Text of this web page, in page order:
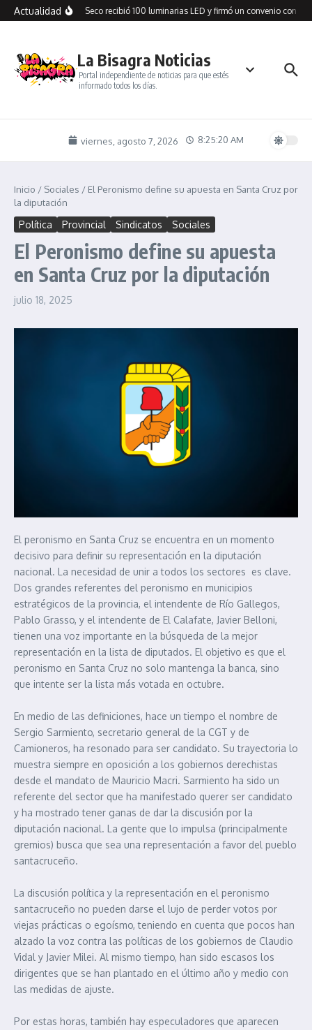
Saltar al contenido
ActualidadCañadón Seco recibió 100 luminarias LED y firmó un convenio con
La Bisagra Noticias
Portal independiente de noticias para que estés
informado todos los días.
viernes, agosto 7, 2026 8:25:20 AM
Inicio / Sociales / El Peronismo define su apuesta en Santa Cruz por
la diputación
Política Provincial Sindicatos Sociales
El Peronismo define su apuesta
en Santa Cruz por la diputación
julio 18, 2025
El peronismo en Santa Cruz se encuentra en un momento
decisivo para definir su representación en la diputación
nacional. La necesidad de unir a todos los sectores es clave.
Dos grandes referentes del peronismo en municipios
estratégicos de la provincia, el intendente de Río Gallegos,
Pablo Grasso, y el intendente de El Calafate, Javier Belloni,
tienen una voz importante en la búsqueda de la mejor
representación en la lista de diputados. El objetivo es que el
peronismo en Santa Cruz no solo mantenga la banca, sino
que intente ser la lista más votada en octubre.
En medio de las definiciones, hace un tiempo el nombre de
Sergio Sarmiento, secretario general de la CGT y de
Camioneros, ha resonado para ser candidato. Su trayectoria lo
muestra siempre en oposición a los gobiernos derechistas
desde el mandato de Mauricio Macri. Sarmiento ha sido un
referente del sector que ha manifestado querer ser candidato
y ha mostrado tener ganas de dar la discusión por la
diputación nacional. La gente que lo impulsa (principalmente
gremios) busca que sea una representación a favor del pueblo
santacruceño.
La discusión política y la representación en el peronismo
santacruceño no pueden darse el lujo de perder votos por
viejas prácticas o egoísmo, teniendo en cuenta que pocos han
alzado la voz contra las políticas de los gobiernos de Claudio
Vidal y Javier Milei. Al mismo tiempo, han sido escasos los
dirigentes que se han plantado en el último año y medio con
las medidas de ajuste.
Por estas horas, también hay especuladores que aparecen